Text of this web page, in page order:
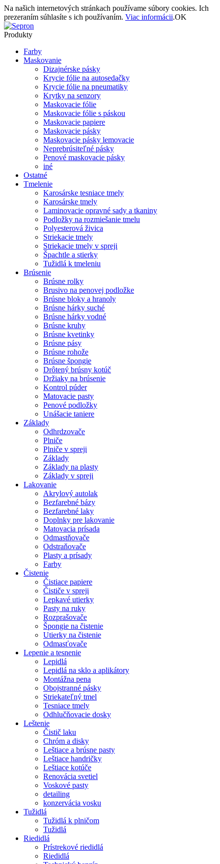
Na našich internetových stránkach používame súbory cookies. Ich
prezeraním súhlasíte s ich používaním. Viac informácii.OK
Produkty
Farby
Maskovanie
Dizajnérske pásky
Krycie fólie na autosedačky
Krycie fólie na pneumatiky
Krytky na senzory
Maskovacie fólie
Maskovacie fólie s páskou
Maskovacie papiere
Maskovacie pásky
Maskovacie pásky lemovacie
Neprebrúsiteľné pásky
Penové maskovacie pásky
iné
Ostatné
Tmelenie
Karosárske tesniace tmely
Karosárske tmely
Laminovacie opravné sady a tkaniny
Podložky na rozmiešanie tmelu
Polyesterová živica
Striekacie tmely
Striekacie tmely v spreji
Špachtle a stierky
Tužidlá k tmeleniu
Brúsenie
Brúsne rolky
Brusivo na penovej podložke
Brúsne bloky a hranoly
Brúsne hárky suché
Brúsne hárky vodné
Brúsne kruhy
Brúsne kvetinky
Brúsne pásy
Brúsne rohože
Brúsne špongie
Drôtený brúsny kotúč
Držiaky na brúsenie
Kontrol púder
Matovacie pasty
Penové podložky
Unášacie taniere
Základy
Odhrdzovače
Plniče
Plniče v spreji
Základy
Základy na plasty
Základy v spreji
Lakovanie
Akrylový autolak
Bezfarebné bázy
Bezfarebné laky
Doplnky pre lakovanie
Matovacia prísada
Odmastňovače
Odstraňovače
Plasty a prísady
Farby
Čistenie
Čistiace papiere
Čističe v spreji
Lepkavé utierky
Pasty na ruky
Rozprašovače
Špongie na čistenie
Utierky na čistenie
Odmasťovače
Lepenie a tesnenie
Lepidlá
Lepidlá na sklo a aplikátory
Montážna pena
Obojstranné pásky
Striekateľný tmel
Tesniace tmely
Odhlučňovacie dosky
Leštenie
Čistič laku
Chróm a disky
Leštiace a brúsne pasty
Leštiace handričky
Leštiace kotúče
Renovácia svetiel
Voskové pasty
detailing
konzervácia vosku
Tužidlá
Tužidlá k plničom
Tužidlá
Riedidlá
Prístrekové riedidlá
Riedidlá